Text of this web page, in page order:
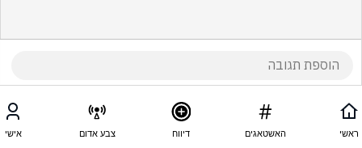
ראשי האשטאגים דיווח צבע אדום אישי